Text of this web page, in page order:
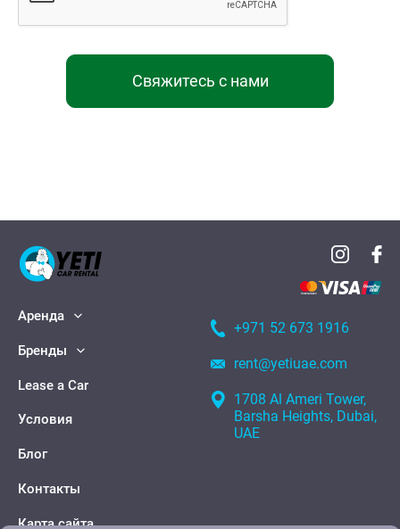
Свяжитесь с нами
Аренда
Бренды
Lease a Car
Условия
Блог
Контакты
Карта сайта
+971 52 673 1916
rent@yetiuae.com
1708 Al Ameri Tower,
Barsha Heights, Dubai,
UAE